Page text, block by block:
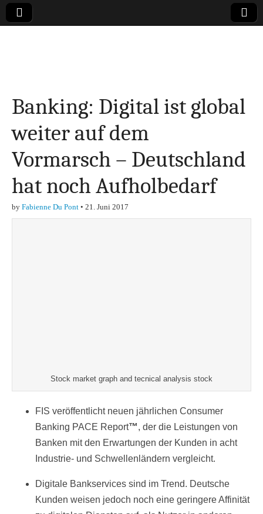
Finanzen,
Marketing-, Vertrieb-
& Investment-Tipps
Banking: Digital ist global
weiter auf dem
Vormarsch – Deutschland
hat noch Aufholbedarf
by Fabienne Du Pont • 21. Juni 2017
Stock market graph and tecnical analysis stock
FIS veröffentlicht neuen jährlichen Consumer
Banking PACE Report™, der die Leistungen von
Banken mit den Erwartungen der Kunden in acht
Industrie- und Schwellenländern vergleicht.
Digitale Bankservices sind im Trend. Deutsche
Kunden weisen jedoch noch eine geringere Affinität